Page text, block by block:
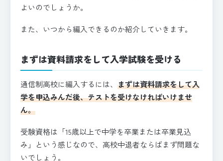
よいのでしょうか。
また、いつから編入できるのか紹介していきます。
まずは資料請求をして入学試験を受ける
通信制高校に編入するには、 まずは資料請求をして入
学を申込みんだ後、テストを受けなければいけませ
ん。
受験資格は「15歳以上で中学を卒業または卒業見込
み」という感じなので、高校中退者ならばまず問題な
いでしょう。